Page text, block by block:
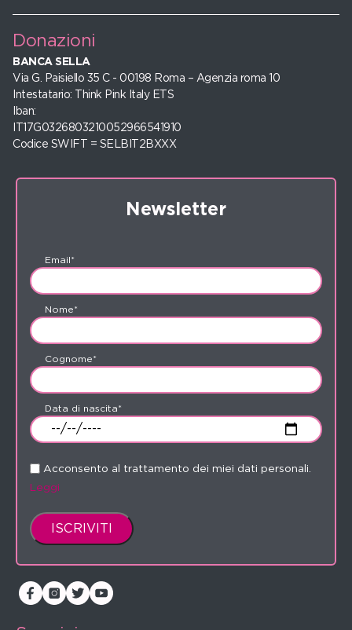
Donazioni
BANCA SELLA
Via G. Paisiello 35 C - 00198 Roma – Agenzia roma 10
Intestatario: Think Pink Italy ETS
Iban:
IT17G0326803210052966541910
Codice SWIFT = SELBIT2BXXX
Newsletter
Email*
Nome*
Cognome*
Data di nascita*
Acconsento al trattamento dei miei dati personali.
Leggi